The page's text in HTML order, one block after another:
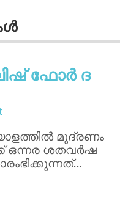
ഫോര്‍ ദ
മുദ്രണം
ഒന്നര ശതവര്‍ഷ